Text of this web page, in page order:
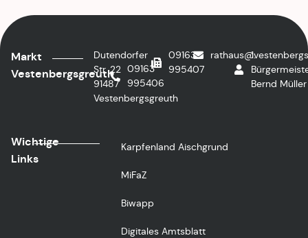
Markt
Vestenbergsgreuth
Dutendorfer
Str. 22
91487
Vestenbergsgreuth
09163
995406
09163
995407
1.
Bernd Müller
Wichtige
Links
Karpfenland Aischgrund
MiFaZ
Biwapp
Digitales Amtsblatt